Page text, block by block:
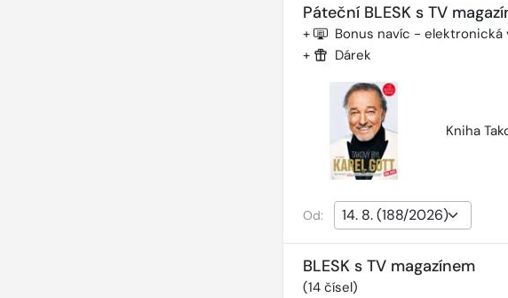
Páteční BLESK s TV
+ Bonus navíc - elektronická
+ Dárek
Kniha
Od:
BLESK s TV magazínem
(14čísel)